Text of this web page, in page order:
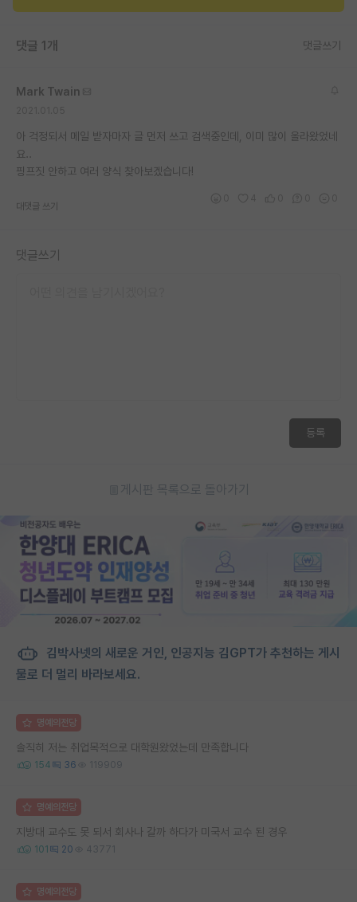
학술 정보 게시판
홍보 게시판
이벤트
반도체 아카데미
재팬라운지 🌸
댓글 1개 댓글쓰기
Mark Twain
아 걱정되서 메일 받자마자 글 먼저 쓰고 검색중인데, 이미 많이 올라왔었네
요..
핑프짓 안하고 여러 양식 찾아보겠습니다!
대댓글 쓰기
댓글쓰기
등록
게시판 목록으로 돌아가기
김박사넷의 새로운 거인, 인공지능 김GPT가 추천하는 게시
물로 더 멀리 바라보세요.
명예의전당
솔직히 저는 취업목적으로 대학원왔었는데 만족합니다
154 36 119909
명예의전당
지방대 교수도 못 되서 회사나 갈까 하다가 미국서 교수 된 경우
101 20 43771
명예의전당